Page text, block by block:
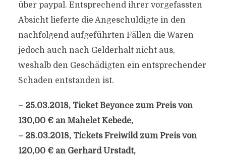
über paypal. Entsprechend ihrer vorgefassten
Absicht lieferte die Angeschuldigte in den
nachfolgend aufgeführten Fällen die Waren
jedoch auch nach Gelderhalt nicht aus,
weshalb den Geschädigten ein entsprechender
Schaden entstanden ist.
– 25.03.2018, Ticket Beyonce zum Preis von
130,00 € an Mahelet Kebede,
– 28.03.2018, Tickets Freiwild zum Preis von
120,00 € an Gerhard Urstadt,